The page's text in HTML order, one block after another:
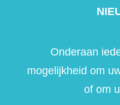
Onderaan
mogelijkheid om
of om